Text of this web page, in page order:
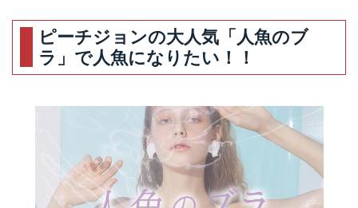
ピーチジョンの大人気「人魚のブ
ラ」で人魚になりたい！！